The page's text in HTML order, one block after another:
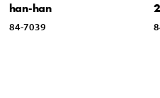
han-han
84-7039